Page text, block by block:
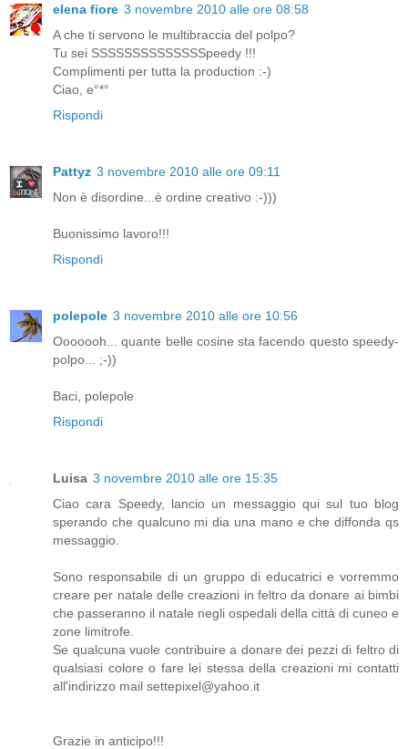
elena fiore 3 novembre 2010 alle ore 08:58
A che ti servono le multibraccia del polpo?
Tu sei SSSSSSSSSSSSSSpeedy !!!
Complimenti per tutta la production :-)
Ciao, e°*°
Rispondi
Pattyz 3 novembre 2010 alle ore 09:11
Non è disordine...è ordine creativo :-)))
Buonissimo lavoro!!!
Rispondi
polepole 3 novembre 2010 alle ore 10:56
Ooooooh... quante belle cosine sta facendo questo speedy-
polpo... ;-))
Baci, polepole
Rispondi
Luisa 3 novembre 2010 alle ore 15:35
Ciao cara Speedy, lancio un messaggio qui sul tuo blog
sperando che qualcuno mi dia una mano e che diffonda qs
messaggio.
Sono responsabile di un gruppo di educatrici e vorremmo
creare per natale delle creazioni in feltro da donare ai bimbi
che passeranno il natale negli ospedali della città di cuneo e
zone limitrofe.
Se qualcuna vuole contribuire a donare dei pezzi di feltro di
qualsiasi colore o fare lei stessa della creazioni mi contatti
all'indirizzo mail settepixel@yahoo.it
Grazie in anticipo!!!